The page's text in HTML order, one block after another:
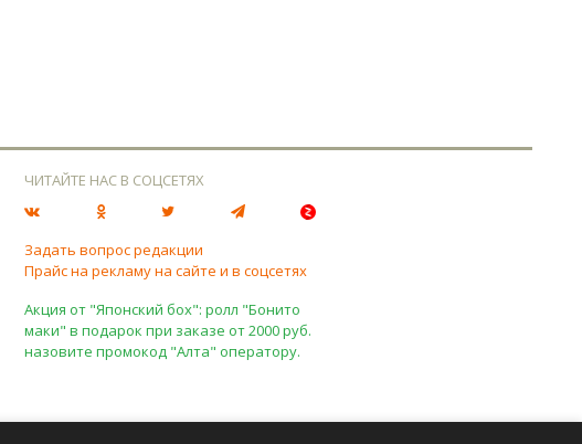
ЧИТАЙТЕ НАС В СОЦСЕТЯХ
Задать вопрос редакции
Прайс на рекламу на сайте и в соцсетях
Акция от "Японский бох": ролл "Бонито
маки" в подарок при заказе от 2000 руб.
назовите промокод "Алта" оператору.